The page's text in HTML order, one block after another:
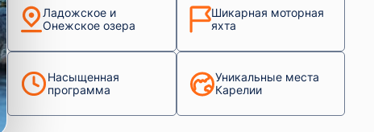
Ладожское и
Онежское озера
Шикарная моторная
яхта
Насыщенная
программа
Уникальные места
Карелии